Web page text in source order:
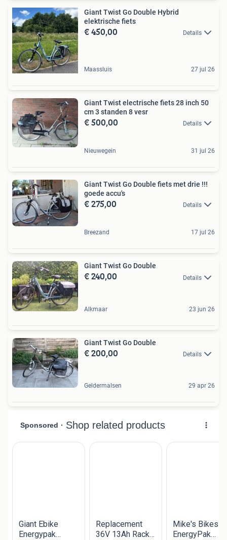
Giant Twist Go Double Hybrid
elektrische fiets
€ 450,00 Details
Maassluis 27 jul 26
Giant Twist electrische fiets 28 inch 50
cm 3 standen 8 vesr
€ 500,00 Details
Nieuwegein 31 jul 26
Giant Twist Go Double fiets met drie !!!
goede accu's
€ 275,00 Details
Breezand 17 jul 26
Giant Twist Go Double
€ 240,00 Details
Alkmaar 23 jun 26
Giant Twist Go Double
€ 200,00 Details
Geldermalsen 29 apr 26